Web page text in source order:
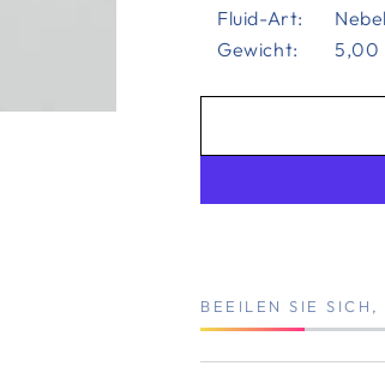
Fluid-Art:
Gewicht:
5,00
BEEILEN SIE SICH,